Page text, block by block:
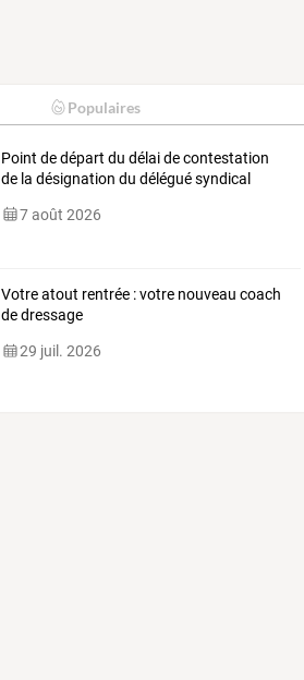
Populaires
Point de départ du délai de contestation
de la désignation du délégué syndical
7 août 2026
Votre atout rentrée : votre nouveau coach
de dressage
29 juil. 2026